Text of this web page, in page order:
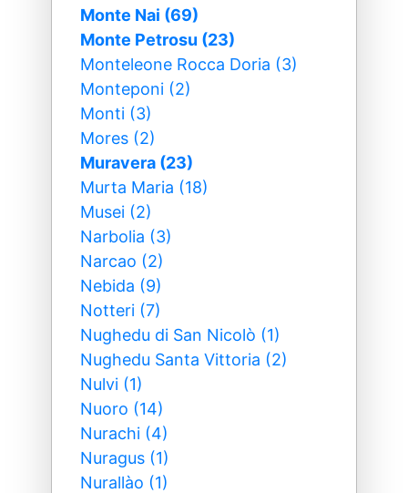
Monte Nai (69)
Monte Petrosu (23)
Monteleone Rocca Doria (3)
Monteponi (2)
Monti (3)
Mores (2)
Muravera (23)
Murta Maria (18)
Musei (2)
Narbolia (3)
Narcao (2)
Nebida (9)
Notteri (7)
Nughedu di San Nicolò (1)
Nughedu Santa Vittoria (2)
Nulvi (1)
Nuoro (14)
Nurachi (4)
Nuragus (1)
Nurallào (1)